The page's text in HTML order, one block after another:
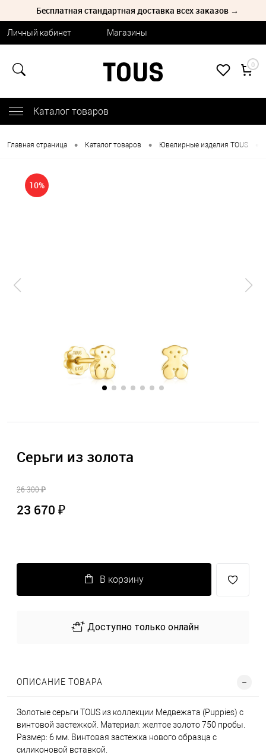
Бесплатная стандартная доставка всех заказов →
Личный кабинет Магазины
0
Каталог товаров
Главная страница • Каталог товаров • Ювелирные изделия TOUS
10%
Серьги из золота
26 300 ₽
23 670 ₽
В корзину
Доступно только онлайн
ОПИСАНИЕ ТОВАРА
Золотые серьги TOUS из коллекции Медвежата (Puppies) с
винтовой застежкой. Материал: желтое золото 750 пробы.
Размер: 6 мм. Винтовая застежка нового образца с
силиконовой вставкой.